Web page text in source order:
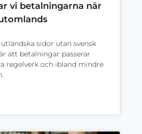
vi betalningarna när
sidor utan svensk
att betalningar passerar
regelverk och ibland mindre